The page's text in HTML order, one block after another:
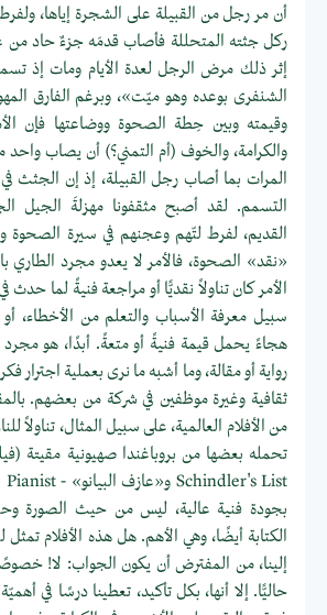
أن مر رجل من القبيلة على الشجرة إياها،
ركل جثته المتحللة فأصاب قدمَه جزءٌ حاد من
إثر ذلك مرض الرجل لعدة الأيام ومات إذ
الشنفرى بوعده وهو ميّت»، وبرغم الفارق
وقيمته وبين حِطة الصحوة ووضاعتها فإن
والكرامة، والخوف (أم التمني؟) أن يصاب واحد
المرات بما أصاب رجل القبيلة، إذ إن الجثث
التسمم. لقد أصبح مثقفونا مهزلةَ الجيل
القديم، لفرط لتّهم وعجنهم في سيرة الصحوة
«نقد» الصحوة، فالأمر لا يعدو مجرد الطاري
الأمر كان تناولاً نقديًّا أو مراجعة فنيةً لما حدث
سبيل معرفة الأسباب والتعلم من الأخطاء، أو
هجاءً يحمل قيمة فنيةً أو متعةً. أبدًا، هو مجرد
رواية أو مقالة، وما أشبه ما نرى بعملية
ثقافية وغيرة موظفين في شركة من بعضهم.
من الأفلام العالمية، على سبيل المثال، تناولاً
تحمله بعضها من بروباغندا صهيونية مقيتة
بجودة فنية عالية، ليس من حيث
الكتابة أيضًا، وهي الأهم. هل هذه الأفلام تمثل
إلينا، من المفترض أن يكون الجواب: لا!
حاليًّا. إلا أنها، بكل تأكيد، تعطينا درسًا في